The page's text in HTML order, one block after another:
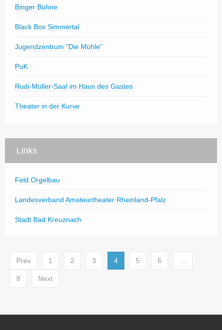
Binger Bühne
Black Box Simmertal
Jugendzentrum "Die Mühle"
PuK
Rudi-Müller-Saal im Haus des Gastes
Theater in der Kurve
Links
Feld Orgelbau
Landesverband Amateurtheater Rheinland-Pfalz
Stadt Bad Kreuznach
Prev 1 2 3 4 5 6
8 Next